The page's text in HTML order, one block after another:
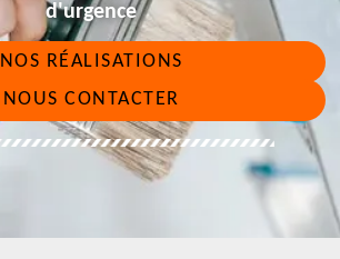
d'urgence
NOS RÉALISATIONS
NOUS CONTACTER